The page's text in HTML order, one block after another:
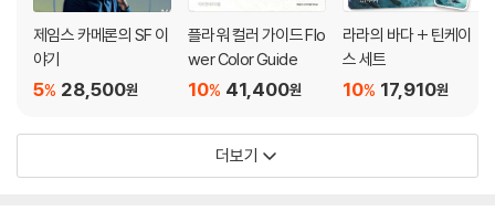
제임스 카메론의 SF 이
야기
28,500원
5%
플라워 컬러 가이드 Flo
wer Color Guide
41,400원
10%
라라의 바다 + 틴케이
스 세트
17,910원
10%
더보기